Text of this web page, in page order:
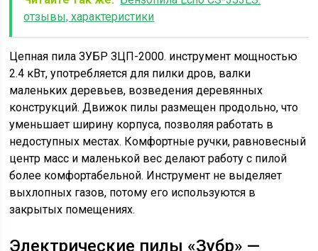
отзывы, характеристики
Цепная пила ЗУБР ЗЦП-2000. инструмент мощностью
2.4 кВт, употребляется для пилки дров, валки
маленьких деревьев, возведения деревянных
конструкций. Движок пилы размещен продольно, что
уменьшает ширину корпуса, позволяя работать в
недоступных местах. Комфортные ручки, равновесный
центр масс и маленькой вес делают работу с пилой
более комфортабельной. Инструмент не выделяет
выхлопных газов, потому его используются в
закрытых помещениях.
Электрические пилы «Зубр» —